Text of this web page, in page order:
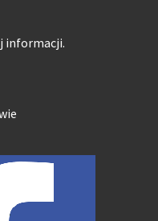
informacji.